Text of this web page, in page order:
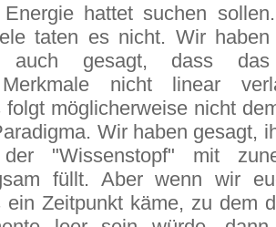
Energie hattet suchen
taten es nicht. Wir
auch gesagt, dass das
nicht linear
folgt möglicherweise nicht
Wir haben gesagt,
"Wissenstopf" mit
füllt. Aber wenn wir
ein Zeitpunkt käme, zu dem